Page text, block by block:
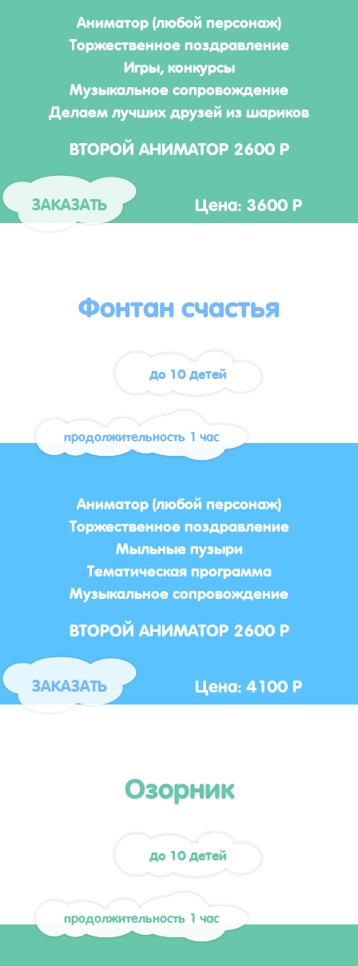
Аниматор (любой персонаж)
Торжественное поздравление
Игры, конкурсы
Музыкальное сопровождение
Делаем лучших друзей из шариков
ВТОРОЙ АНИМАТОР 2600 Р
ЗАКАЗАТЬ Цена: 3600 Р
Фонтан счастья
до 10 детей
продолжительность 1 час
Аниматор (любой персонаж)
Торжественное поздравление
Мыльные пузыри
Тематическая программа
Музыкальное сопровождение
ВТОРОЙ АНИМАТОР 2600 Р
ЗАКАЗАТЬ Цена: 4100 Р
Озорник
до 10 детей
продолжительность 1 час